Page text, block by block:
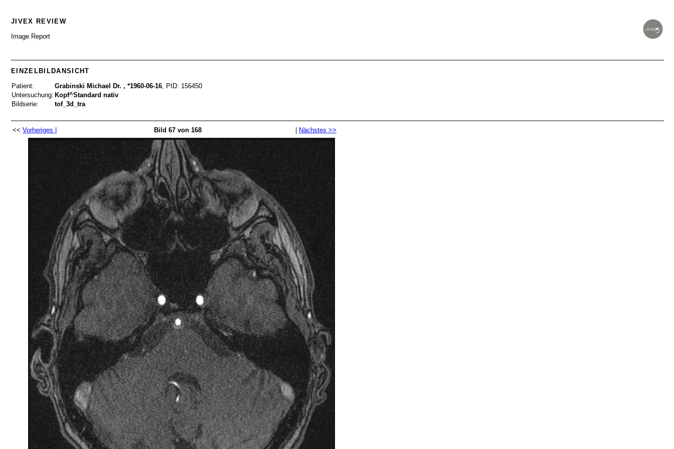
JIVEX REVIEW
Image Report
EINZELBILDANSICHT
Patient: Grabinski Michael Dr. , *1960-06-16, PID: 156450
Untersuchung: Kopf^Standard nativ
Bildserie:
tof_3d_tra
<< Vorheriges | Bild 67 von 168 | Nächstes >>